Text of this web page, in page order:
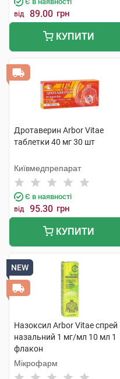
від 89.00 грн
КУПИТИ
Дротаверин Arbor Vitae
таблетки 40 мг 30 шт
Київмедпрепарат
Є в наявності
від 95.30 грн
КУПИТИ
NEW
Назоксил Arbor Vitae спрей
назальний 1 мг/мл 10 мл 1
флакон
Мікрофарм